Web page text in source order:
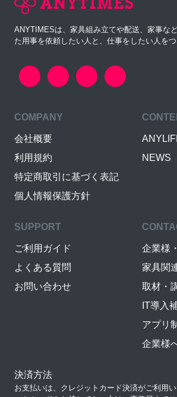
ANYTIMESは、家具組み立てや配送、家事な
た用事を依頼したい人と、仕事をしたい人をつ
COMPANY
会社概要
利用規約
特定商取引に基づく表記
個人情報保護方針
NEWS
SUPPORT
ご利用ガイド
よくある質問
お問い合わせ
企業様
家具関
取材・
IT導入
アプリ
企業様
決済方法
お支払いは、クレジットカード決済がご利用